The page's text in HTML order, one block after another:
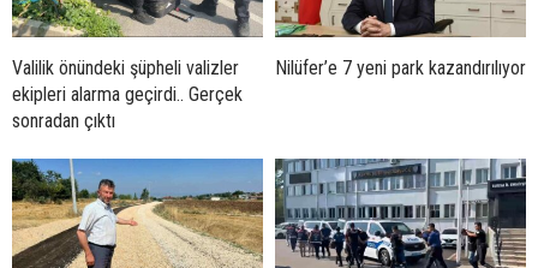
Valilik önündeki şüpheli valizler
ekipleri alarma geçirdi.. Gerçek
sonradan çıktı
Nilüfer’e 7 yeni park kazandırılıyor